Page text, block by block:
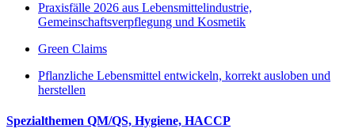
Praxisfälle 2026 aus Lebensmittelindustrie,
Gemeinschaftsverpflegung und Kosmetik
Green Claims
Pflanzliche Lebensmittel entwickeln, korrekt ausloben und
herstellen
Spezialthemen QM/QS, Hygiene, HACCP